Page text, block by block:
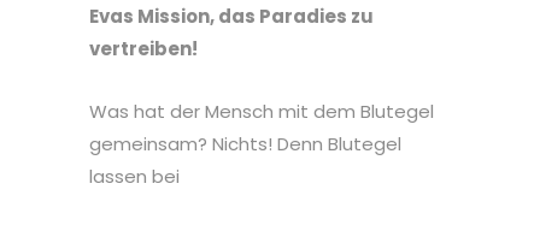
Evas Mission, das Paradies zu
vertreiben!
Was hat der Mensch mit dem Blutegel
gemeinsam? Nichts! Denn Blutegel
lassen bei